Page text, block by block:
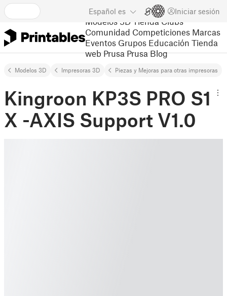
Español es Iniciar sesión
Modelos 3D Tienda Clubs
Comunidad Competiciones Marcas
Eventos Grupos Educación Tienda
web Prusa Prusa Blog
Modelos 3D Impresoras 3D Piezas y Mejoras para otras impresoras
Kingroon KP3S PRO S1
X -AXIS Support V1.0